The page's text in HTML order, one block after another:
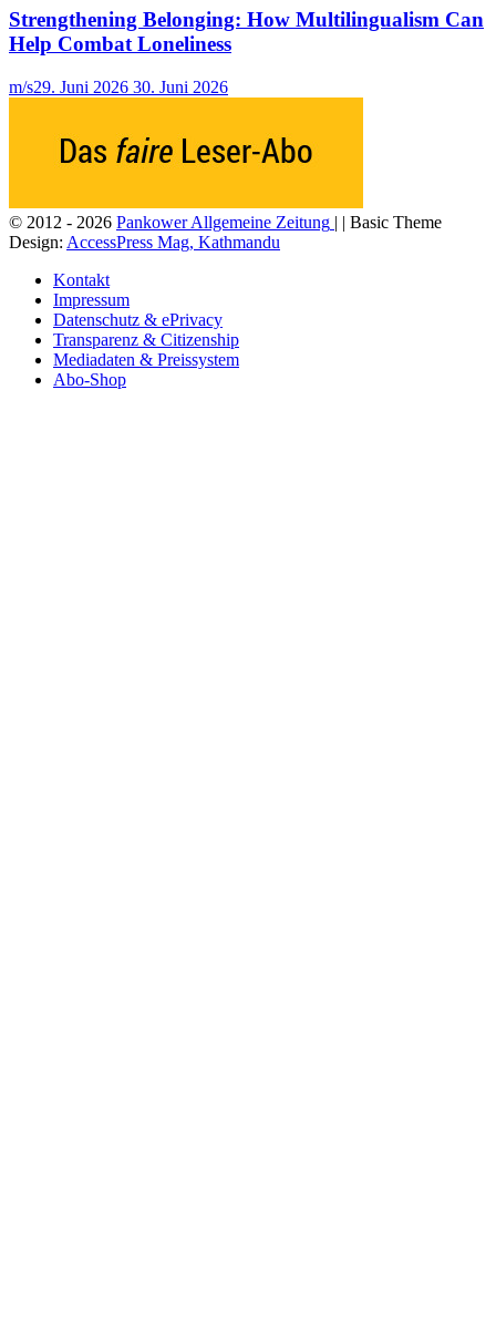
Strengthening Belonging: How Multilingualism Can
Help Combat Loneliness
m/s29. Juni 2026 30. Juni 2026
© 2012 - 2026 Pankower Allgemeine Zeitung | | Basic Theme
Design: AccessPress Mag, Kathmandu
Kontakt
Impressum
Datenschutz & ePrivacy
Transparenz & Citizenship
Mediadaten & Preissystem
Abo-Shop